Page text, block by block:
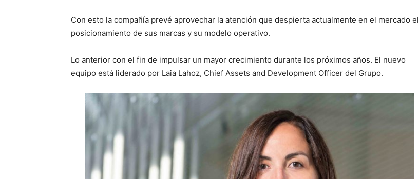
Con esto la compañía prevé aprovechar la atención que despierta actualmente en el mercado el
posicionamiento de sus marcas y su modelo operativo.
Lo anterior con el fin de impulsar un mayor crecimiento durante los próximos años. El nuevo
equipo está liderado por Laia Lahoz, Chief Assets and Development Officer del Grupo.